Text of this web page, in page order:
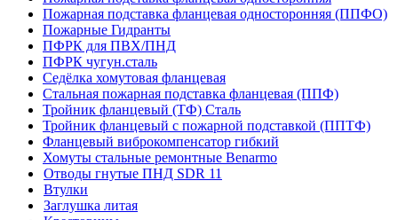
Пожарная подставка фланцевая односторонняя (ППФО)
Пожарные Гидранты
ПФРК для ПВХ/ПНД
ПФРК чугун.сталь
Седёлка хомутовая фланцевая
Стальная пожарная подставка фланцевая (ППФ)
Тройник фланцевый (ТФ) Сталь
Тройник фланцевый с пожарной подставкой (ППТФ)
Фланцевый виброкомпенсатор гибкий
Хомуты стальные ремонтные Benarmo
Отводы гнутые ПНД SDR 11
Втулки
Заглушка литая